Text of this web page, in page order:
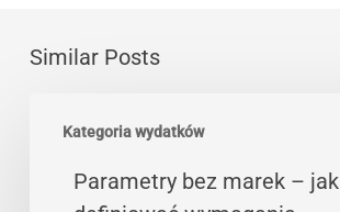
Similar Posts
Kategoria wydatków
marekParametry bez marek – jak